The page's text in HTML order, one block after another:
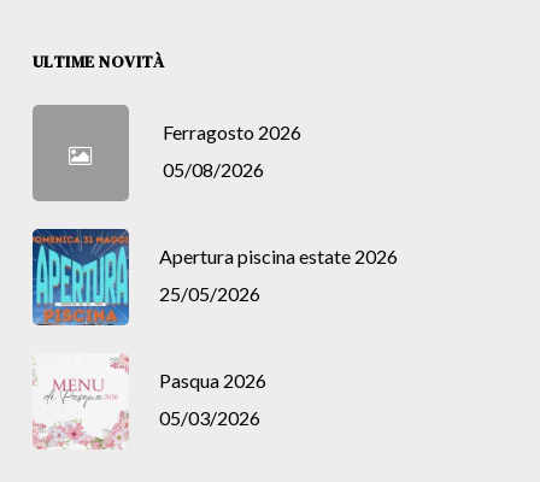
ULTIME NOVITÀ
Ferragosto 2026
05/08/2026
Apertura piscina estate 2026
25/05/2026
Pasqua 2026
05/03/2026